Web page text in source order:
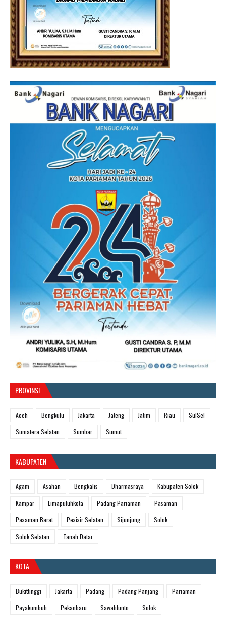
PROVINSI
Aceh Bengkulu Jakarta Jateng Jatim Riau
SulSel
Sumatera Selatan
Sumbar Sumut
KABUPATEN
Agam Asahan Bengkalis Dharmasraya
Kabupaten Solok
Kampar
Limapuluhkota Padang Pariaman
Pasaman
Pasaman Barat
Pesisir Selatan Sijunjung
Solok
Solok Selatan
Tanah Datar
KOTA
Bukittinggi Jakarta Padang Padang Panjang
Pariaman
Payakumbuh
Pekanbaru Sawahlunto Solok